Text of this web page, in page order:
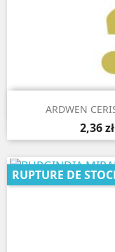
 Aperçu
ARDWEN
2,36 zł
RUPTURE DE